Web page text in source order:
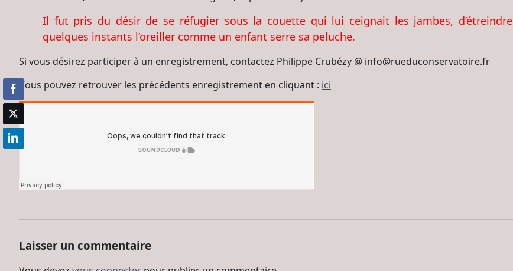
Il fut pris du désir de se réfugier sous la couette qui lui ceignait les jambes, d’étreindre
quelques instants l’oreiller comme un enfant serre sa peluche.
Si vous désirez participer à un enregistrement, contactez Philippe Crubézy @ info@rueduconservatoire.fr
Vous pouvez retrouver les précédents enregistrement en cliquant : ici
Laisser un commentaire